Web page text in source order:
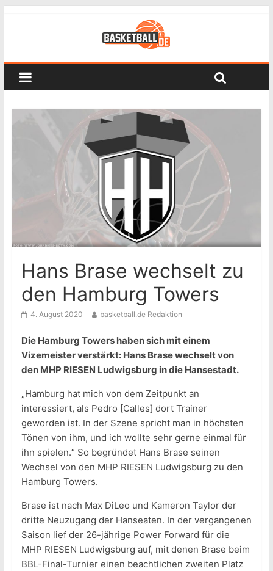
Hans Brase wechselt zu
den Hamburg Towers
4. August 2020 basketball.de Redaktion
Die Hamburg Towers haben sich mit einem
Vizemeister verstärkt: Hans Brase wechselt von
den MHP RIESEN Ludwigsburg in die Hansestadt.
„Hamburg hat mich von dem Zeitpunkt an
interessiert, als Pedro [Calles] dort Trainer
geworden ist. In der Szene spricht man in höchsten
Tönen von ihm, und ich wollte sehr gerne einmal für
ihn spielen.“ So begründet Hans Brase seinen
Wechsel von den MHP RIESEN Ludwigsburg zu den
Hamburg Towers.
Brase ist nach Max DiLeo und Kameron Taylor der
dritte Neuzugang der Hanseaten. In der vergangenen
Saison lief der 26-jährige Power Forward für die
MHP RIESEN Ludwigsburg auf, mit denen Brase beim
BBL-Final-Turnier einen beachtlichen zweiten Platz